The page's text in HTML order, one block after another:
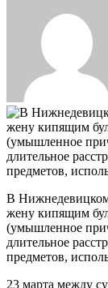
В Нижнедевицком районе Воронежской области произошло страшное преступление: местный житель пытал свою
жену кипящим
(умышленное
длительное
предметов,
23 марта между